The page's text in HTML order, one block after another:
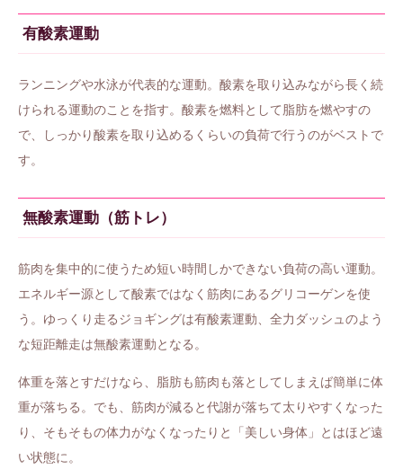
有酸素運動
ランニングや水泳が代表的な運動。酸素を取り込みながら長く続
けられる運動のことを指す。酸素を燃料として脂肪を燃やすの
で、しっかり酸素を取り込めるくらいの負荷で行うのがベストで
す。
無酸素運動（筋トレ）
筋肉を集中的に使うため短い時間しかできない負荷の高い運動。
エネルギー源として酸素ではなく筋肉にあるグリコーゲンを使
う。ゆっくり走るジョギングは有酸素運動、全力ダッシュのよう
な短距離走は無酸素運動となる。
体重を落とすだけなら、脂肪も筋肉も落としてしまえば簡単に体
重が落ちる。でも、筋肉が減ると代謝が落ちて太りやすくなった
り、そもそもの体力がなくなったりと「美しい身体」とはほど遠
い状態に。